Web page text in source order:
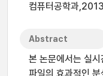
컴퓨터공학과
Abstract
본 논문에서는 실
파일의 효과적인